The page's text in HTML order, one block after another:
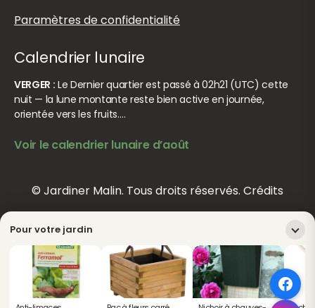
Pour votre jardin
Paramètres de confidentialité
Calendrier lunaire
VERGER : Le Dernier quartier est passé à 02h21 (UTC) cette
nuit — la lune montante reste bien active en journée,
orientée vers les fruits.…
Voir le calendrier lunaire d’août
© Jardiner Malin. Tous droits réservés. Crédits